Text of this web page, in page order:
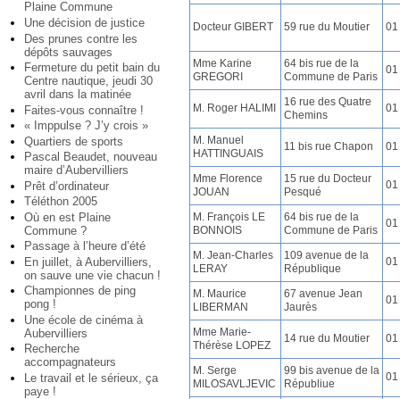
Plaine Commune
Une décision de justice
Des prunes contre les
dépôts sauvages
Fermeture du petit bain du
Centre nautique, jeudi 30
avril dans la matinée
Faites-vous connaître !
« Imppulse ? J’y crois »
Quartiers de sports
Pascal Beaudet, nouveau
maire d’Aubervilliers
Prêt d’ordinateur
Téléthon 2005
Où en est Plaine
Commune ?
Passage à l’heure d’été
En juillet, à Aubervilliers,
on sauve une vie chacun !
Championnes de ping
pong !
Une école de cinéma à
Aubervilliers
Recherche
accompagnateurs
Le travail et le sérieux, ça
paye !
Docteur GIBERT 59 rue du Moutier 01
Mme Karine
GREGORI
64 bis rue de la
Commune de Paris
01
M. Roger HALIMI
16 rue des Quatre
Chemins
01
M. Manuel
HATTINGUAIS
11 bis rue Chapon 01
Mme Florence
JOUAN
15 rue du Docteur
Pesqué
01
M. François LE
BONNOIS
64 bis rue de la
Commune de Paris
01
M. Jean-Charles
LERAY
109 avenue de la
République
01
M. Maurice
LIBERMAN
67 avenue Jean
Jaurès
01
Mme Marie-
Thérèse LOPEZ
14 rue du Moutier 01
M. Serge
MILOSAVLJEVIC
99 bis avenue de la
Républiue
01